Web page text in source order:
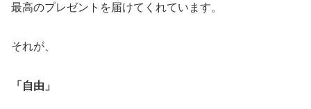
最高のプレゼントを届けてくれています。
それが、
「自由」